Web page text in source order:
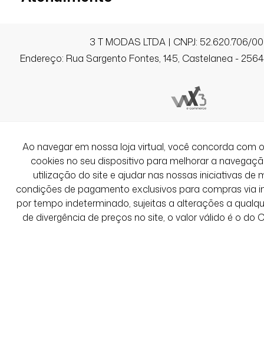
3 T MODAS LTDA | CNPJ: 52.620.706/
Endereço: Rua Sargento Fontes, 145, Castelanea -
Ao navegar em nossa loja virtual, você concorda com
cookies no seu dispositivo para melhorar a
utilização do site e ajudar nas nossas iniciativas de
condições de pagamento exclusivos para compras via
por tempo indeterminado, sujeitas a alterações a
de divergência de preços no site, o valor válido é o do